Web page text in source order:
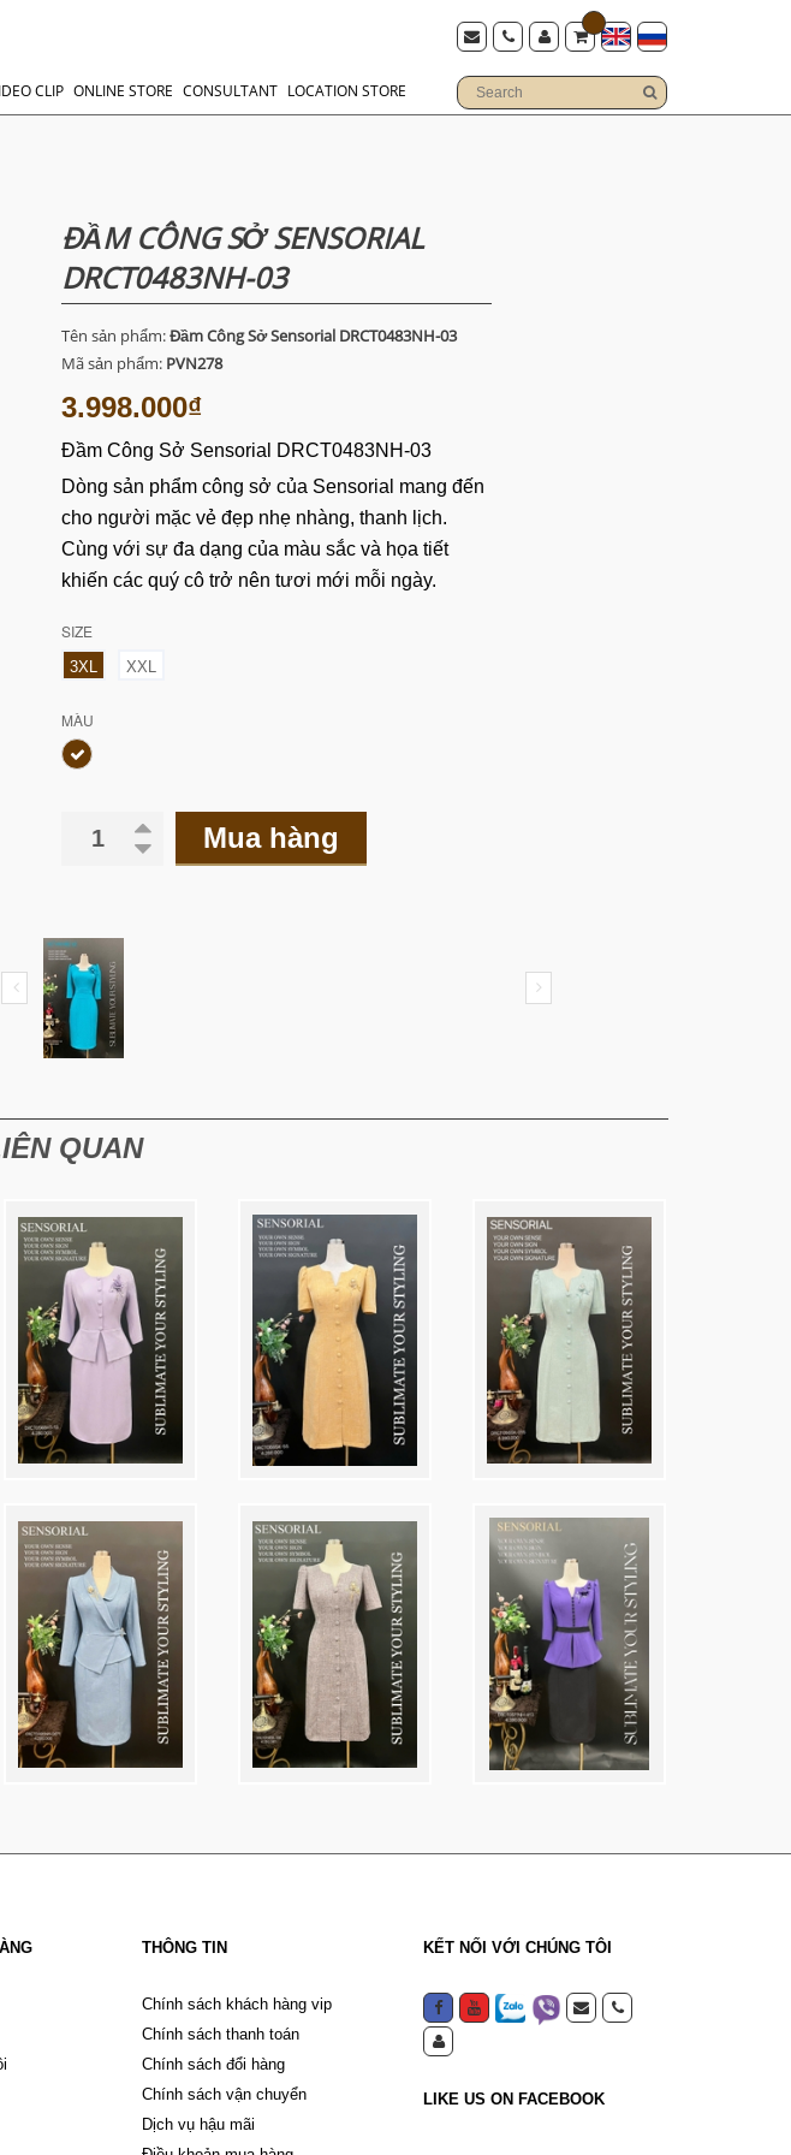
CLIP ONLINE STORE CONSULTANT LOCATION STORE
ĐẦM CÔNG SỞ SENSORIAL
DRCT0483NH-03
Tên sản phẩm:Đầm Công Sở Sensorial DRCT0483NH-03
Mã sản phẩm: PVN278
3.998.000₫
Đầm Công Sở Sensorial DRCT0483NH-03
Dòng sản phẩm công sở của Sensorial mang đến
cho người mặc vẻ đẹp nhẹ nhàng, thanh lịch.
Cùng với sự đa dạng của màu sắc và họa tiết
khiến các quý cô trở nên tươi mới mỗi ngày.
SIZE
3XL XXL
MÀU
Mua hàng
QUAN
THÔNG TIN
Chính sách khách hàng vip
Chính sách thanh toán
Chính sách đổi hàng
Chính sách vận chuyển
Dịch vụ hậu mãi
KẾT NỐI VỚI CHÚNG TÔI
LIKE US ON FACEBOOK